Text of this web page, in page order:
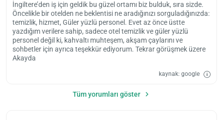
İngiltere’den iş için geldik bu güzel ortamı biz bulduk, sıra sizde.
Öncelikle bir otelden ne beklentisi ne aradığınızı sorguladığınızda:
temizlik, hizmet, Güler yüzlü personel. Evet az önce üstte
yazdığım verilere sahip, sadece otel temizlik ve güler yüzlü
personel değil ki, kahvaltı muhteşem, akşam çaylarını ve
sohbetler için ayrıca teşekkür ediyorum. Tekrar görüşmek üzere
Akayda
kaynak: google
Tüm yorumları göster